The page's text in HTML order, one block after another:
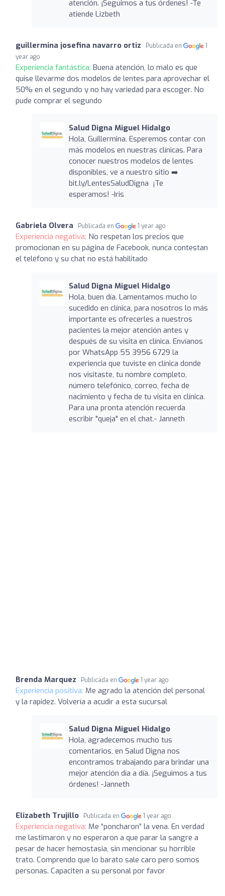
atención. ¡Seguimos a tus órdenes! -Te
atiende Lizbeth
guillermina josefina navarro ortiz Publicada en
1
year ago
Experiencia fantástica: Buena atención, lo malo es que
quise llevarme dos modelos de lentes para aprovechar el
50% en el segundo y no hay variedad para escoger. No
pude comprar el segundo
Salud Digna Miguel Hidalgo
Hola, Guillermina. Esperemos contar con
más modelos en nuestras clínicas. Para
conocer nuestros modelos de lentes
disponibles, ve a nuestro sitio ➡️
bit.ly/LentesSaludDigna ¡Te
esperamos! -Iris
Gabriela Olvera Publicada en 1 year ago
Experiencia negativa: No respetan los precios que
promocionan en su página de Facebook, nunca contestan
el teléfono y su chat no está habilitado
Salud Digna Miguel Hidalgo
Hola, buen día. Lamentamos mucho lo
sucedido en clínica, para nosotros lo más
importante es ofrecerles a nuestros
pacientes la mejor atención antes y
después de su visita en clínica. Envíanos
por WhatsApp 55 3956 6729 la
experiencia que tuviste en clínica donde
nos visitaste, tu nombre completo,
número telefónico, correo, fecha de
nacimiento y fecha de tu visita en clínica.
Para una pronta atención recuerda
escribir "queja" en el chat.- Janneth
Brenda Marquez Publicada en 1 year ago
Experiencia positiva: Me agrado la atención del personal
y la rapidez. Volvería a acudir a esta sucursal
Salud Digna Miguel Hidalgo
Hola, agradecemos mucho tus
comentarios, en Salud Digna nos
encontramos trabajando para brindar una
mejor atención día a día. ¡Seguimos a tus
órdenes! -Janneth
Elizabeth Trujillo Publicada en 1 year ago
Experiencia negativa: Me “poncharon” la vena. En verdad
me lastimaron y no esperaron a que parar la sangre a
pesar de hacer hemostasia, sin mencionar su horrible
trato. Comprendo que lo barato sale caro pero somos
personas. Capaciten a su personal por favor